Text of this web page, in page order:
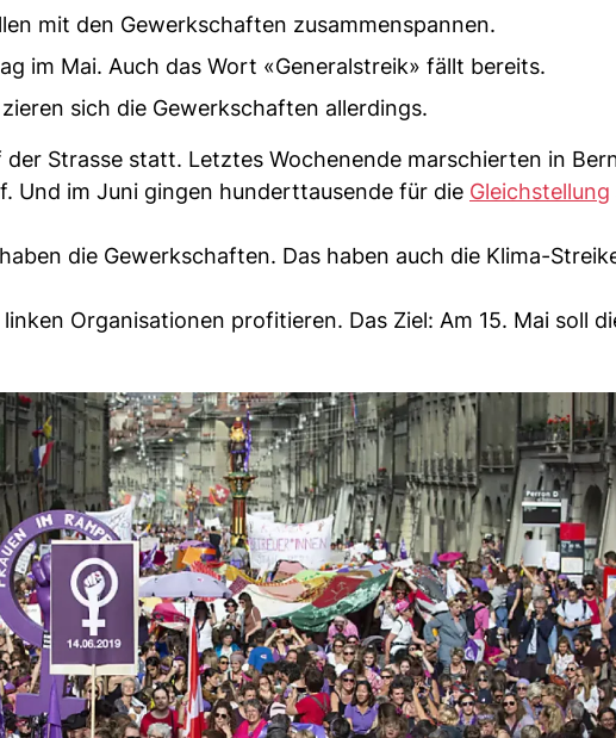
mit den Gewerkschaften zusammenspannen.
im Mai. Auch das Wort «Generalstreik» fällt bereits.
sich die Gewerkschaften allerdings.
Strasse statt. Letztes Wochenende marschierten in
Und im Juni gingen hunderttausende für die Gleichstellung
haben die Gewerkschaften. Das haben auch die Klima-
Organisationen profitieren. Das Ziel: Am 15. Mai soll